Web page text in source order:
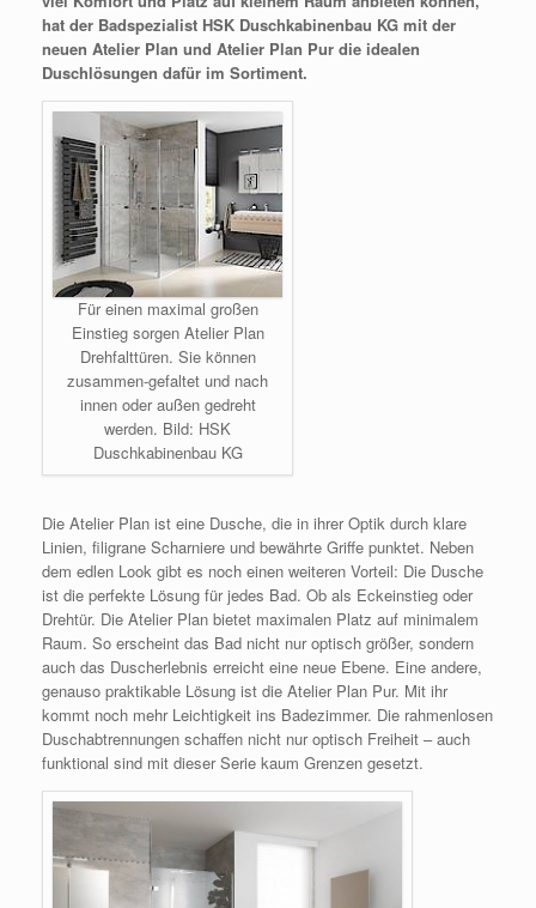
hat der Badspezialist HSK Duschkabinenbau KG mit der
neuen Atelier Plan und Atelier Plan Pur die idealen
Duschlösungen dafür im Sortiment.
Für einen maximal großen
Einstieg sorgen Atelier Plan
Drehfalttüren. Sie können
zusammen-gefaltet und nach
innen oder außen gedreht
werden. Bild: HSK
Duschkabinenbau KG
Die Atelier Plan ist eine Dusche, die in ihrer Optik durch klare
Linien, filigrane Scharniere und bewährte Griffe punktet. Neben
dem edlen Look gibt es noch einen weiteren Vorteil: Die Dusche
ist die perfekte Lösung für jedes Bad. Ob als Eckeinstieg oder
Drehtür. Die Atelier Plan bietet maximalen Platz auf minimalem
Raum. So erscheint das Bad nicht nur optisch größer, sondern
auch das Duscherlebnis erreicht eine neue Ebene. Eine andere,
genauso praktikable Lösung ist die Atelier Plan Pur. Mit ihr
kommt noch mehr Leichtigkeit ins Badezimmer. Die rahmenlosen
Duschabtrennungen schaffen nicht nur optisch Freiheit – auch
funktional sind mit dieser Serie kaum Grenzen gesetzt.